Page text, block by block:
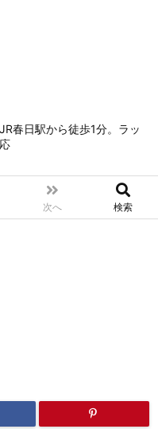
春日駅から徒歩1分。ラッ
次へ 検索